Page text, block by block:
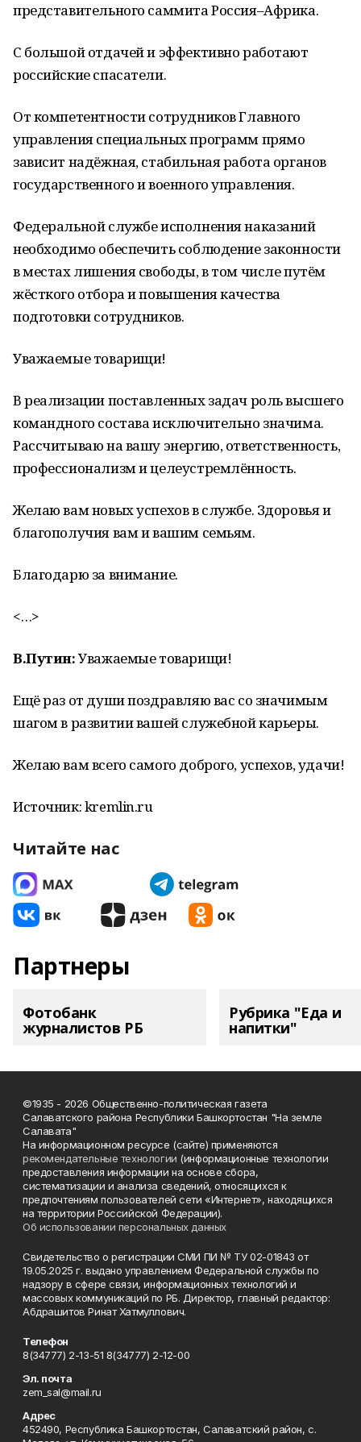
представительного саммита Россия–Африка.
С большой отдачей и эффективно работают
российские спасатели.
От компетентности сотрудников Главного
управления специальных программ прямо
зависит надёжная, стабильная работа органов
государственного и военного управления.
Федеральной службе исполнения наказаний
необходимо обеспечить соблюдение законности
в местах лишения свободы, в том числе путём
жёсткого отбора и повышения качества
подготовки сотрудников.
Уважаемые товарищи!
В реализации поставленных задач роль высшего
командного состава исключительно значима.
Рассчитываю на вашу энергию, ответственность,
профессионализм и целеустремлённость.
Желаю вам новых успехов в службе. Здоровья и
благополучия вам и вашим семьям.
Благодарю за внимание.
<…>
В.Путин:Уважаемые товарищи!
Ещё раз от души поздравляю вас со значимым
шагом в развитии вашей служебной карьеры.
Желаю вам всего самого доброго, успехов, удачи!
Источник: kremlin.ru
Читайте нас
Партнеры
Фотобанк
журналистов РБ
Рубрика "Еда и
напитки"
©1935 - 2026 Общественно-политическая газета
Салаватского района Республики Башкортостан "На земле
Салавата"
На информационном ресурсе (сайте) применяются
рекомендательные технологии (информационные технологии
предоставления информации на основе сбора,
систематизации и анализа сведений, относящихся к
предпочтениям пользователей сети «Интернет», находящихся
на территории Российской Федерации).
Об использовании персональных данных
Свидетельство о регистрации СМИ ПИ № ТУ 02-01843 от
19.05.2025 г. выдано управлением Федеральной службы по
надзору в сфере связи, информационных технологий и
массовых коммуникаций по РБ. Директор, главный редактор:
Абдрашитов Ринат Хатмуллович.
Телефон
8(34777) 2-13-51 8(34777) 2-12-00
Эл. почта
zem_sal@mail.ru
Адрес
452490, Республика Башкортостан, Салаватский район, с.